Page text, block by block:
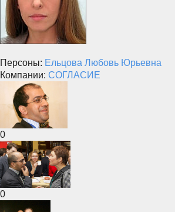
Персоны: Ельцова Любовь Юрьевна
Компании: СОГЛАСИЕ
0
0